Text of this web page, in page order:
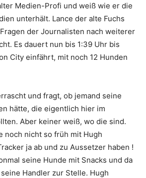
Medien-Profi und weiß wie er die
unterhält. Lance der alte Fuchs
der Journalisten nach weiterer
Es dauert nun bis 1:39 Uhr bis
City einfährt, mit noch 12 Hunden
und fragt, ob jemand seine
hätte, die eigentlich hier im
Aber keiner weiß, wo die sind.
noch nicht so früh mit Hugh
ja ab und zu Aussetzer haben !
seine Hunde mit Snacks und da
Handler zur Stelle. Hugh